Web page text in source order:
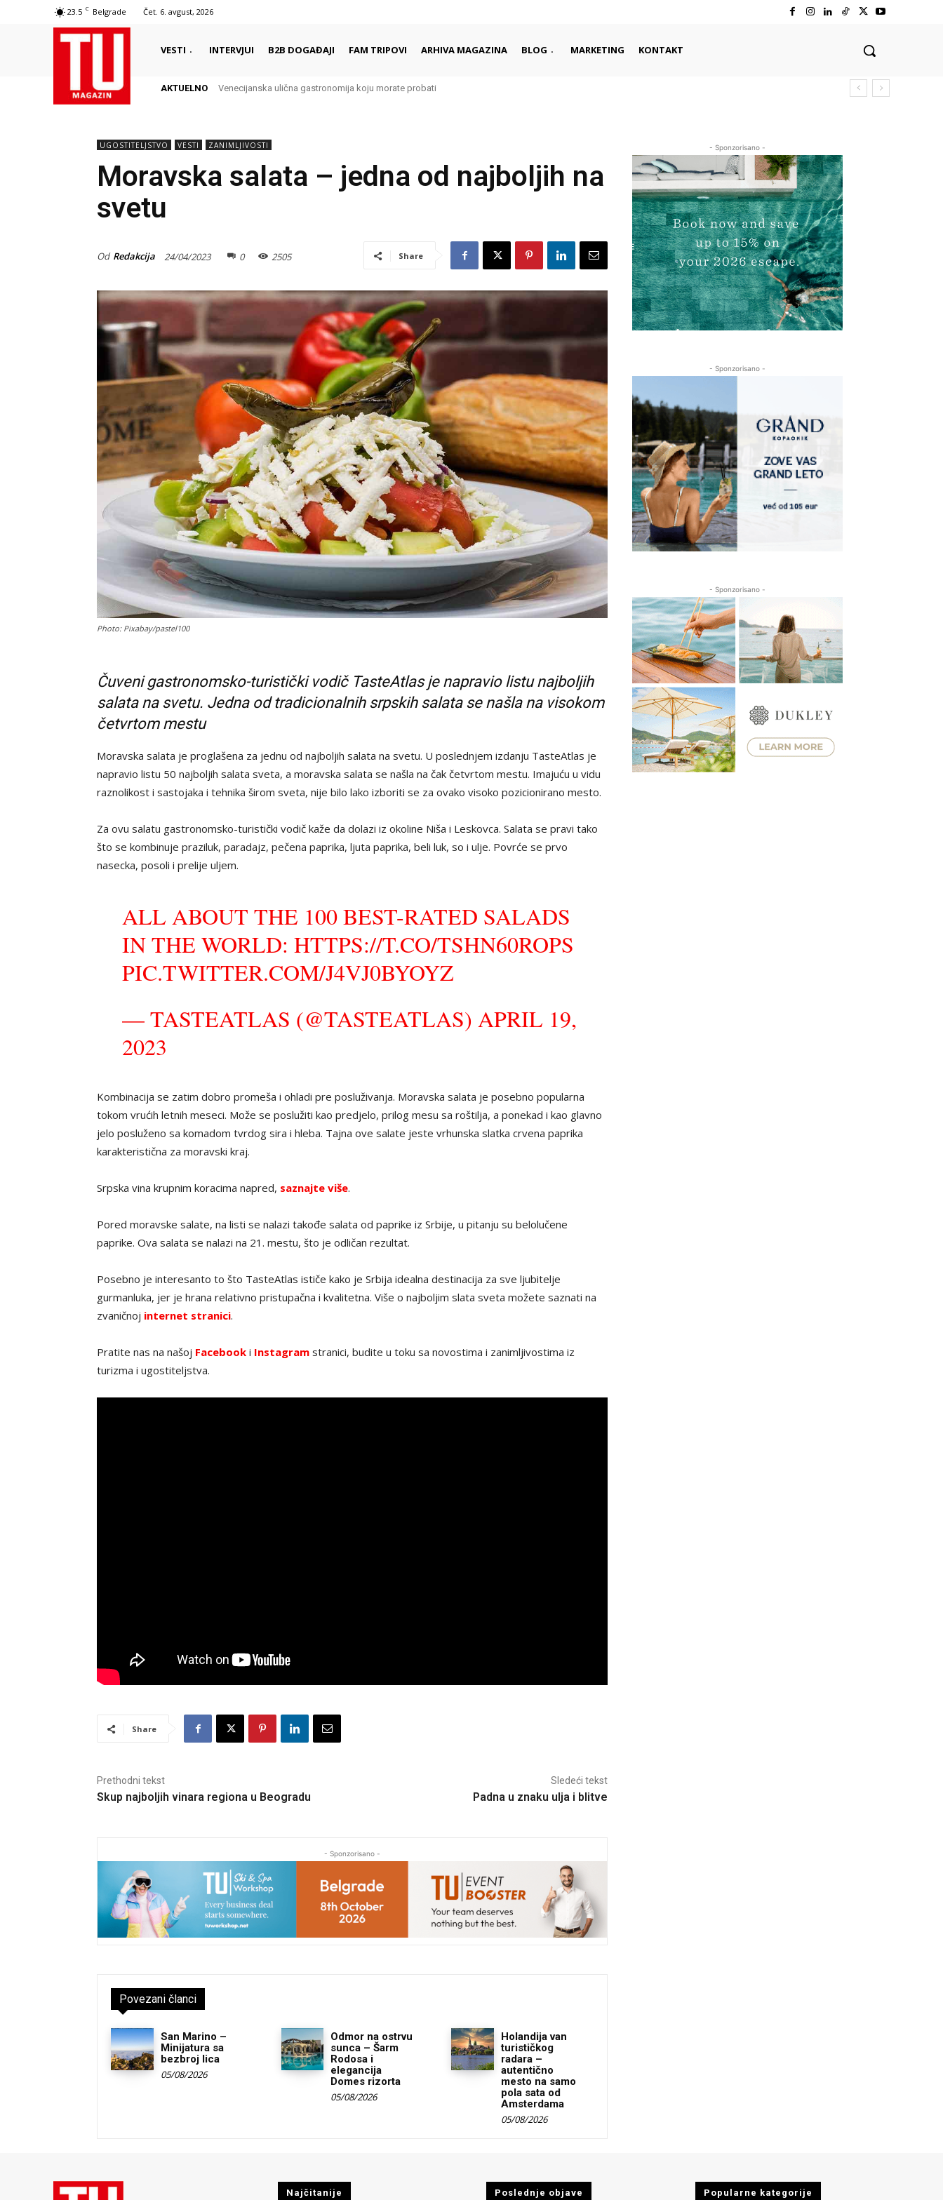
23.5 C Belgrade Čet. 6. avgust, 2026
VESTI INTERVJUI B2B DOGAĐAJI FAM TRIPOVI ARHIVA MAGAZINA BLOG MARKETING KONTAKT
AKTUELNO Venecijanska ulična gastronomija koju morate probati
UGOSTITELJSTVO VESTI ZANIMLJIVOSTI
Moravska salata – jedna od najboljih na
svetu
Od Redakcija 24/04/2023 0 2505 Share
Photo: Pixabay/pastel100
Čuveni gastronomsko-turistički vodič TasteAtlas je napravio listu najboljih
salata na svetu. Jedna od tradicionalnih srpskih salata se našla na visokom
četvrtom mestu
Moravska salata je proglašena za jednu od najboljih salata na svetu. U poslednjem izdanju TasteAtlas je
napravio listu 50 najboljih salata sveta, a moravska salata se našla na čak četvrtom mestu. Imajuću u vidu
raznolikost i sastojaka i tehnika širom sveta, nije bilo lako izboriti se za ovako visoko pozicionirano mesto.
Za ovu salatu gastronomsko-turistički vodič kaže da dolazi iz okoline Niša i Leskovca. Salata se pravi tako
što se kombinuje praziluk, paradajz, pečena paprika, ljuta paprika, beli luk, so i ulje. Povrće se prvo
nasecka, posoli i prelije uljem.
ALL ABOUT THE 100 BEST-RATED SALADS
IN THE WORLD:HTTPS://T.CO/TSHN60ROPS
PIC.TWITTER.COM/J4VJ0BYOYZ
— TASTEATLAS (@TASTEATLAS) APRIL 19,
2023
Kombinacija se zatim dobro promeša i ohladi pre posluživanja. Moravska salata je posebno popularna
tokom vrućih letnih meseci. Može se poslužiti kao predjelo, prilog mesu sa roštilja, a ponekad i kao glavno
jelo posluženo sa komadom tvrdog sira i hleba. Tajna ove salate jeste vrhunska slatka crvena paprika
karakteristična za moravski kraj.
Srpska vina krupnim koracima napred, saznajte više.
Pored moravske salate, na listi se nalazi takođe salata od paprike iz Srbije, u pitanju su belolučene
paprike. Ova salata se nalazi na 21. mestu, što je odličan rezultat.
Posebno je interesanto to što TasteAtlas ističe kako je Srbija idealna destinacija za sve ljubitelje
gurmanluka, jer je hrana relativno pristupačna i kvalitetna. Više o najboljim slata sveta možete saznati na
zvaničnoj internet stranici.
Pratite nas na našoj Facebook i Instagram stranici, budite u toku sa novostima i zanimljivostima iz
turizma i ugostiteljstva.
Share
Prethodni tekst
Skup najboljih vinara regiona u Beogradu
Sledeći tekst
Padna u znaku ulja i blitve
- Sponzorisano -
Povezani članci
San Marino –
Minijatura sa
bezbroj lica
05/08/2026
Odmor na ostrvu
sunca – Šarm
Rodosa i
elegancija
Domes rizorta
05/08/2026
Holandija van
turističkog
radara –
autentično
mesto na samo
pola sata od
Amsterdama
05/08/2026
- Sponzorisano -
- Sponzorisano -
- Sponzorisano -
Najčitanije Poslednje objave Popularne kategorije